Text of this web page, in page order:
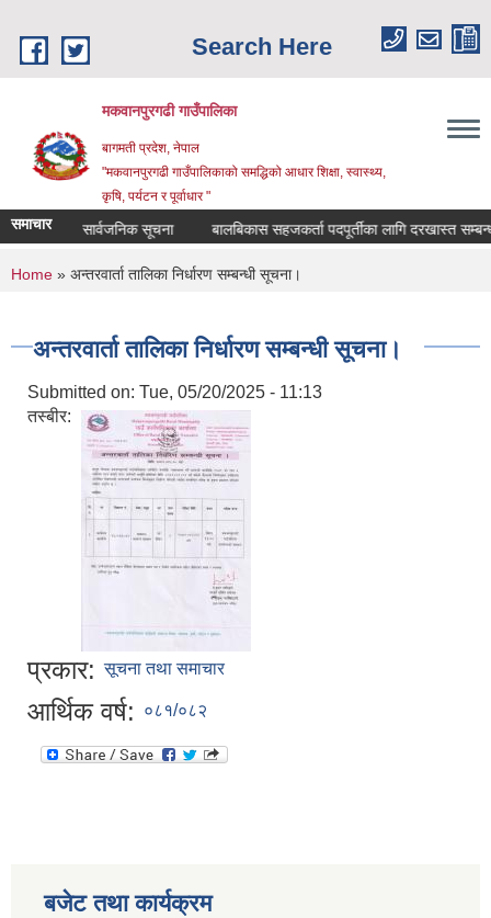
Search Here
मकवानपुरगढी गाउँपालिका
बागमती प्रदेश, नेपाल
"मकवानपुरगढी गाउँपालिकाको समद्धिको आधार शिक्षा, स्‍वास्‍थ्‍य,
कृषि, पर्यटन र पूर्वाधार "
समाचारसार्वजनिक सूचना बालबिकास सहजकर्ता पदपूर्तीका लागि दरखास्त सम्बन्धमा।
You are here
Home » अन्तरवार्ता तालिका निर्धारण सम्बन्धी सूचना।
अन्तरवार्ता तालिका निर्धारण सम्बन्धी सूचना।
Submitted on: Tue, 05/20/2025 - 11:13
तस्बीर:
प्रकार: सूचना तथा समाचार
आर्थिक वर्ष: ०८१/०८२
बजेट तथा कार्यक्रम